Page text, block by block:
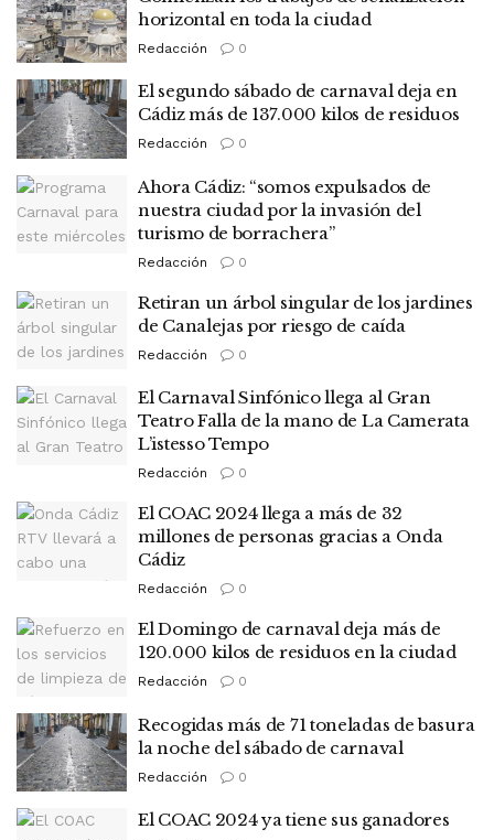
horizontal en toda la ciudad
Redacción 0
El segundo sábado de carnaval deja en
Cádiz más de 137.000 kilos de residuos
Redacción 0
Ahora Cádiz: “somos expulsados de
nuestra ciudad por la invasión del
turismo de borrachera”
Redacción 0
Retiran un árbol singular de los jardines
de Canalejas por riesgo de caída
Redacción 0
El Carnaval Sinfónico llega al Gran
Teatro Falla de la mano de La Camerata
L’istesso Tempo
Redacción 0
El COAC 2024 llega a más de 32
millones de personas gracias a Onda
Cádiz
Redacción 0
El Domingo de carnaval deja más de
120.000 kilos de residuos en la ciudad
Redacción 0
Recogidas más de 71 toneladas de basura
la noche del sábado de carnaval
Redacción 0
El COAC 2024 ya tiene sus ganadores